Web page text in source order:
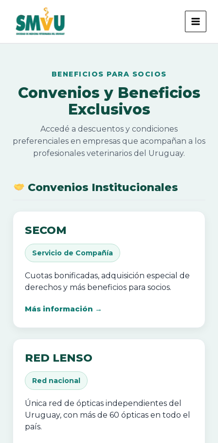
contenido
BENEFICIOS PARA SOCIOS
Convenios y Beneficios
Exclusivos
Accedé a descuentos y condiciones
preferenciales en empresas que acompañan a los
profesionales veterinarios del Uruguay.
Convenios Institucionales
SECOM
Servicio de Compañía
Cuotas bonificadas, adquisición especial de
derechos y más beneficios para socios.
Más información →
RED LENSO
Red nacional
Única red de ópticas independientes del
Uruguay, con más de 60 ópticas en todo el
país.